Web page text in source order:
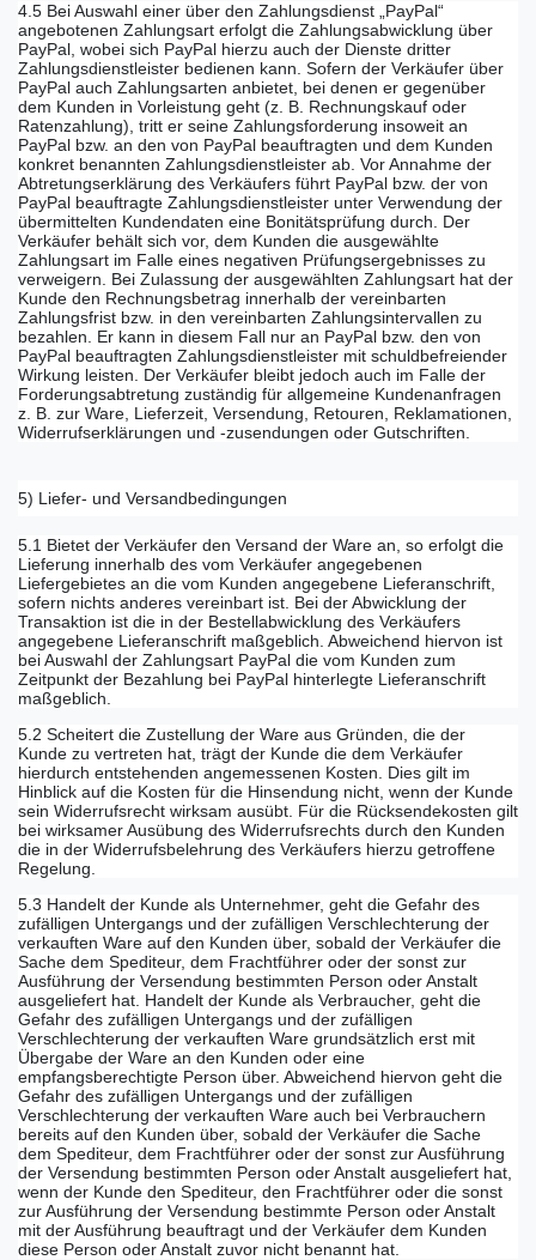
4.5 Bei Auswahl einer über den Zahlungsdienst „PayPal“
angebotenen Zahlungsart erfolgt die Zahlungsabwicklung über
PayPal, wobei sich PayPal hierzu auch der Dienste dritter
Zahlungsdienstleister bedienen kann. Sofern der Verkäufer über
PayPal auch Zahlungsarten anbietet, bei denen er gegenüber
dem Kunden in Vorleistung geht (z. B. Rechnungskauf oder
Ratenzahlung), tritt er seine Zahlungsforderung insoweit an
PayPal bzw. an den von PayPal beauftragten und dem Kunden
konkret benannten Zahlungsdienstleister ab. Vor Annahme der
Abtretungserklärung des Verkäufers führt PayPal bzw. der von
PayPal beauftragte Zahlungsdienstleister unter Verwendung der
übermittelten Kundendaten eine Bonitätsprüfung durch. Der
Verkäufer behält sich vor, dem Kunden die ausgewählte
Zahlungsart im Falle eines negativen Prüfungsergebnisses zu
verweigern. Bei Zulassung der ausgewählten Zahlungsart hat der
Kunde den Rechnungsbetrag innerhalb der vereinbarten
Zahlungsfrist bzw. in den vereinbarten Zahlungsintervallen zu
bezahlen. Er kann in diesem Fall nur an PayPal bzw. den von
PayPal beauftragten Zahlungsdienstleister mit schuldbefreiender
Wirkung leisten. Der Verkäufer bleibt jedoch auch im Falle der
Forderungsabtretung zuständig für allgemeine Kundenanfragen
z. B. zur Ware, Lieferzeit, Versendung, Retouren, Reklamationen,
Widerrufserklärungen und -zusendungen oder Gutschriften.
5) Liefer- und Versandbedingungen
5.1 Bietet der Verkäufer den Versand der Ware an, so erfolgt die
Lieferung innerhalb des vom Verkäufer angegebenen
Liefergebietes an die vom Kunden angegebene Lieferanschrift,
sofern nichts anderes vereinbart ist. Bei der Abwicklung der
Transaktion ist die in der Bestellabwicklung des Verkäufers
angegebene Lieferanschrift maßgeblich. Abweichend hiervon ist
bei Auswahl der Zahlungsart PayPal die vom Kunden zum
Zeitpunkt der Bezahlung bei PayPal hinterlegte Lieferanschrift
maßgeblich.
5.2 Scheitert die Zustellung der Ware aus Gründen, die der
Kunde zu vertreten hat, trägt der Kunde die dem Verkäufer
hierdurch entstehenden angemessenen Kosten. Dies gilt im
Hinblick auf die Kosten für die Hinsendung nicht, wenn der Kunde
sein Widerrufsrecht wirksam ausübt. Für die Rücksendekosten gilt
bei wirksamer Ausübung des Widerrufsrechts durch den Kunden
die in der Widerrufsbelehrung des Verkäufers hierzu getroffene
Regelung.
5.3 Handelt der Kunde als Unternehmer, geht die Gefahr des
zufälligen Untergangs und der zufälligen Verschlechterung der
verkauften Ware auf den Kunden über, sobald der Verkäufer die
Sache dem Spediteur, dem Frachtführer oder der sonst zur
Ausführung der Versendung bestimmten Person oder Anstalt
ausgeliefert hat. Handelt der Kunde als Verbraucher, geht die
Gefahr des zufälligen Untergangs und der zufälligen
Verschlechterung der verkauften Ware grundsätzlich erst mit
Übergabe der Ware an den Kunden oder eine
empfangsberechtigte Person über. Abweichend hiervon geht die
Gefahr des zufälligen Untergangs und der zufälligen
Verschlechterung der verkauften Ware auch bei Verbrauchern
bereits auf den Kunden über, sobald der Verkäufer die Sache
dem Spediteur, dem Frachtführer oder der sonst zur Ausführung
der Versendung bestimmten Person oder Anstalt ausgeliefert hat,
wenn der Kunde den Spediteur, den Frachtführer oder die sonst
zur Ausführung der Versendung bestimmte Person oder Anstalt
mit der Ausführung beauftragt und der Verkäufer dem Kunden
diese Person oder Anstalt zuvor nicht benannt hat.